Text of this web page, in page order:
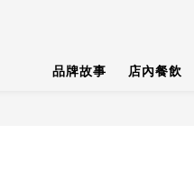
品牌故事 店內餐飲